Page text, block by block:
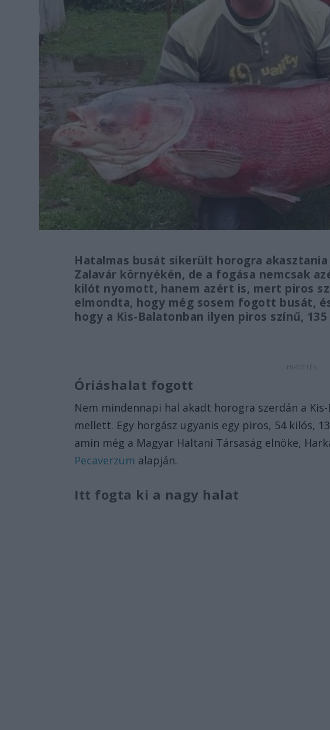
Hatalmas busát sikerült horogra
Zalavár környékén, de a fogása nemcsak
kilót nyomott, hanem azért is, mert piros
elmondta, hogy még sosem fogott busát,
hogy a Kis-Balatonban ilyen piros színű,
Óriáshalat fogott
Nem mindennapi hal akadt horogra szerdán a
mellett. Egy horgász ugyanis egy piros, 54 kilós,
amin még a Magyar Haltani Társaság elnöke,
Pecaverzum alapján.
Itt fogta ki a nagy halat